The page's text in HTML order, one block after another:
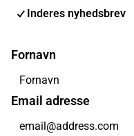
Inderes nyhedsbrev
Fornavn
Email adresse